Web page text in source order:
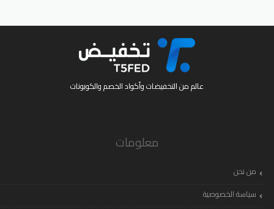
عالم من التخفيضات وأكواد الخصم والكوبونات
معلومات
من نحن
سياسة الخصوصية